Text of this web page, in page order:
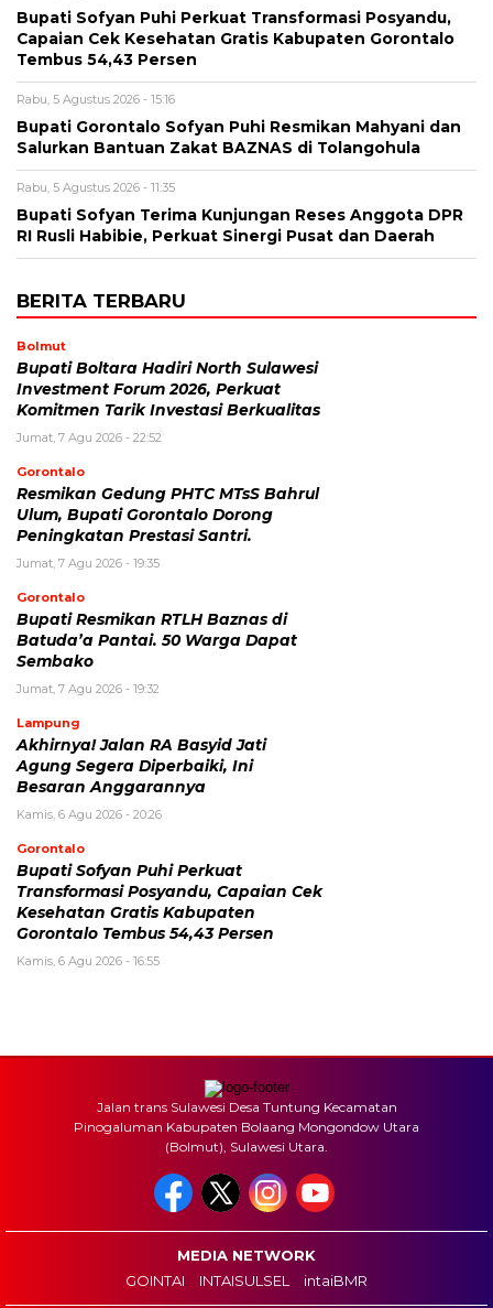
Bupati Sofyan Puhi Perkuat Transformasi Posyandu,
Capaian Cek Kesehatan Gratis Kabupaten Gorontalo
Tembus 54,43 Persen
Rabu, 5 Agustus 2026 - 15:16
Bupati Gorontalo Sofyan Puhi Resmikan Mahyani dan
Salurkan Bantuan Zakat BAZNAS di Tolangohula
Rabu, 5 Agustus 2026 - 11:35
Bupati Sofyan Terima Kunjungan Reses Anggota DPR
RI Rusli Habibie, Perkuat Sinergi Pusat dan Daerah
BERITA TERBARU
Bolmut
Bupati Boltara Hadiri North Sulawesi
Investment Forum 2026, Perkuat
Komitmen Tarik Investasi Berkualitas
Jumat, 7 Agu 2026 - 22:52
Gorontalo
Resmikan Gedung PHTC MTsS Bahrul
Ulum, Bupati Gorontalo Dorong
Peningkatan Prestasi Santri.
Jumat, 7 Agu 2026 - 19:35
Gorontalo
Bupati Resmikan RTLH Baznas di
Batuda’a Pantai. 50 Warga Dapat
Sembako
Jumat, 7 Agu 2026 - 19:32
Lampung
Akhirnya! Jalan RA Basyid Jati
Agung Segera Diperbaiki, Ini
Besaran Anggarannya
Kamis, 6 Agu 2026 - 20:26
Gorontalo
Bupati Sofyan Puhi Perkuat
Transformasi Posyandu, Capaian Cek
Kesehatan Gratis Kabupaten
Gorontalo Tembus 54,43 Persen
Kamis, 6 Agu 2026 - 16:55
Jalan trans Sulawesi Desa Tuntung Kecamatan
Pinogaluman Kabupaten Bolaang Mongondow Utara
(Bolmut), Sulawesi Utara.
MEDIA NETWORK
GOINTAI
INTAISULSEL intaiBMR